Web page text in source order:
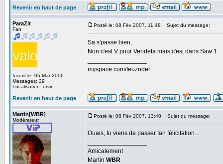
Revenir en haut de page
ParaZit
Fan
Inscrit le: 05 Mar 2006
Messages: 29
Localisation: orvin
Posté le: 08 Fév 2007, 11:48 Sujet du message:
Sa s'passe bien,
Non c'est V pour Vendeta mais c'est dans Saw 1
myspace.com/feuzrider
Revenir en haut de page
Martin[WBR]
Modérateur
Posté le: 08 Fév 2007, 13:40 Sujet du message:
Ouais, tu viens de passer fan félicitation...
Amicalement
Martin WBR